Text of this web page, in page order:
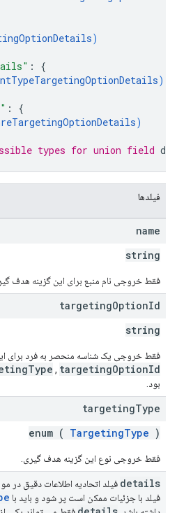
)
: {
)
: {
)
types for union field
فیلدها
name
string
فقط خروجی نام منبع برای این گزینه هدف
targetingOptionId
string
فقط خروجی یک شناسه منحصر به فرد برای
, targetingOptionId
بود.
targetingType
enum ( TargetingType )
فقط خروجی نوع این گزینه هدف گیری.
details فیلد اتحادیه اطلاعات دقیق در
فیلد با جزئیات ممکن است پر شود و باید با